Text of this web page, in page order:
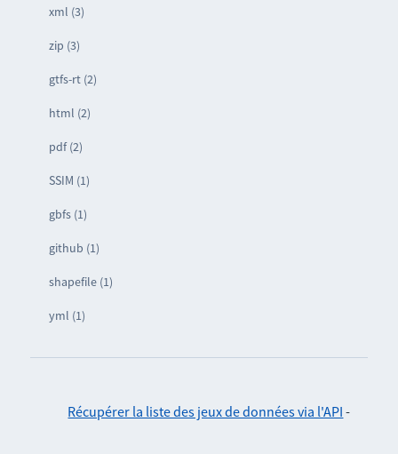
xml (3)
zip (3)
gtfs-rt (2)
html (2)
pdf (2)
SSIM (1)
gbfs (1)
github (1)
shapefile (1)
yml (1)
Récupérer la liste des jeux de données via l'API -